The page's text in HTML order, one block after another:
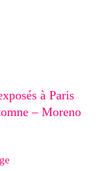
à Paris
– Moreno